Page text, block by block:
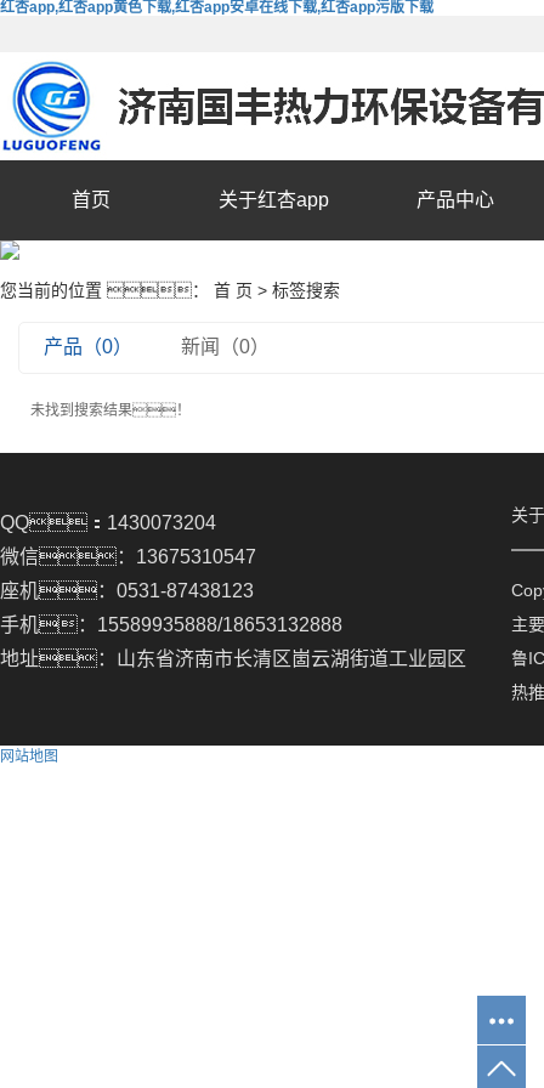
红杏app,红杏app黄色下载,红杏app安卓在线下载,红杏app污版下载
首页 关于红杏app 产品中心
您当前的位置 ： 首 页 > 标签搜索
产品（0） 新闻（0）
未找到搜索结果！
QQ：1430073204
微信：13675310547
座机：0531-87438123
手机：15589935888/18653132888
地址：山东省济南市长清区崮云湖街道工业园区
关
主
鲁
热
网站地图